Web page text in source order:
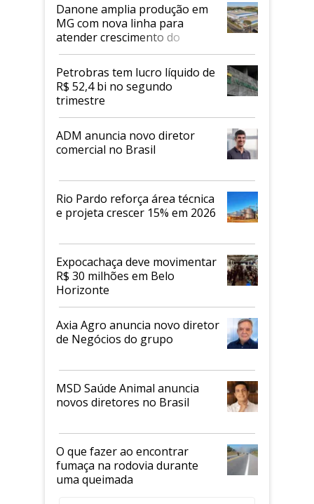
Danone amplia produção em
MG com nova linha para
atender crescimento do
mercado de alimentos
proteicos
Petrobras tem lucro líquido de
R$ 52,4 bi no segundo
trimestre
ADM anuncia novo diretor
comercial no Brasil
Rio Pardo reforça área técnica
e projeta crescer 15% em 2026
Expocachaça deve movimentar
R$ 30 milhões em Belo
Horizonte
Axia Agro anuncia novo diretor
de Negócios do grupo
MSD Saúde Animal anuncia
novos diretores no Brasil
O que fazer ao encontrar
fumaça na rodovia durante
uma queimada